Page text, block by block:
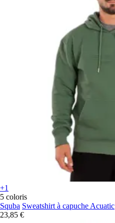
+1
5 coloris
Squba Sweatshirt à capuche Acuatic
23,85 €